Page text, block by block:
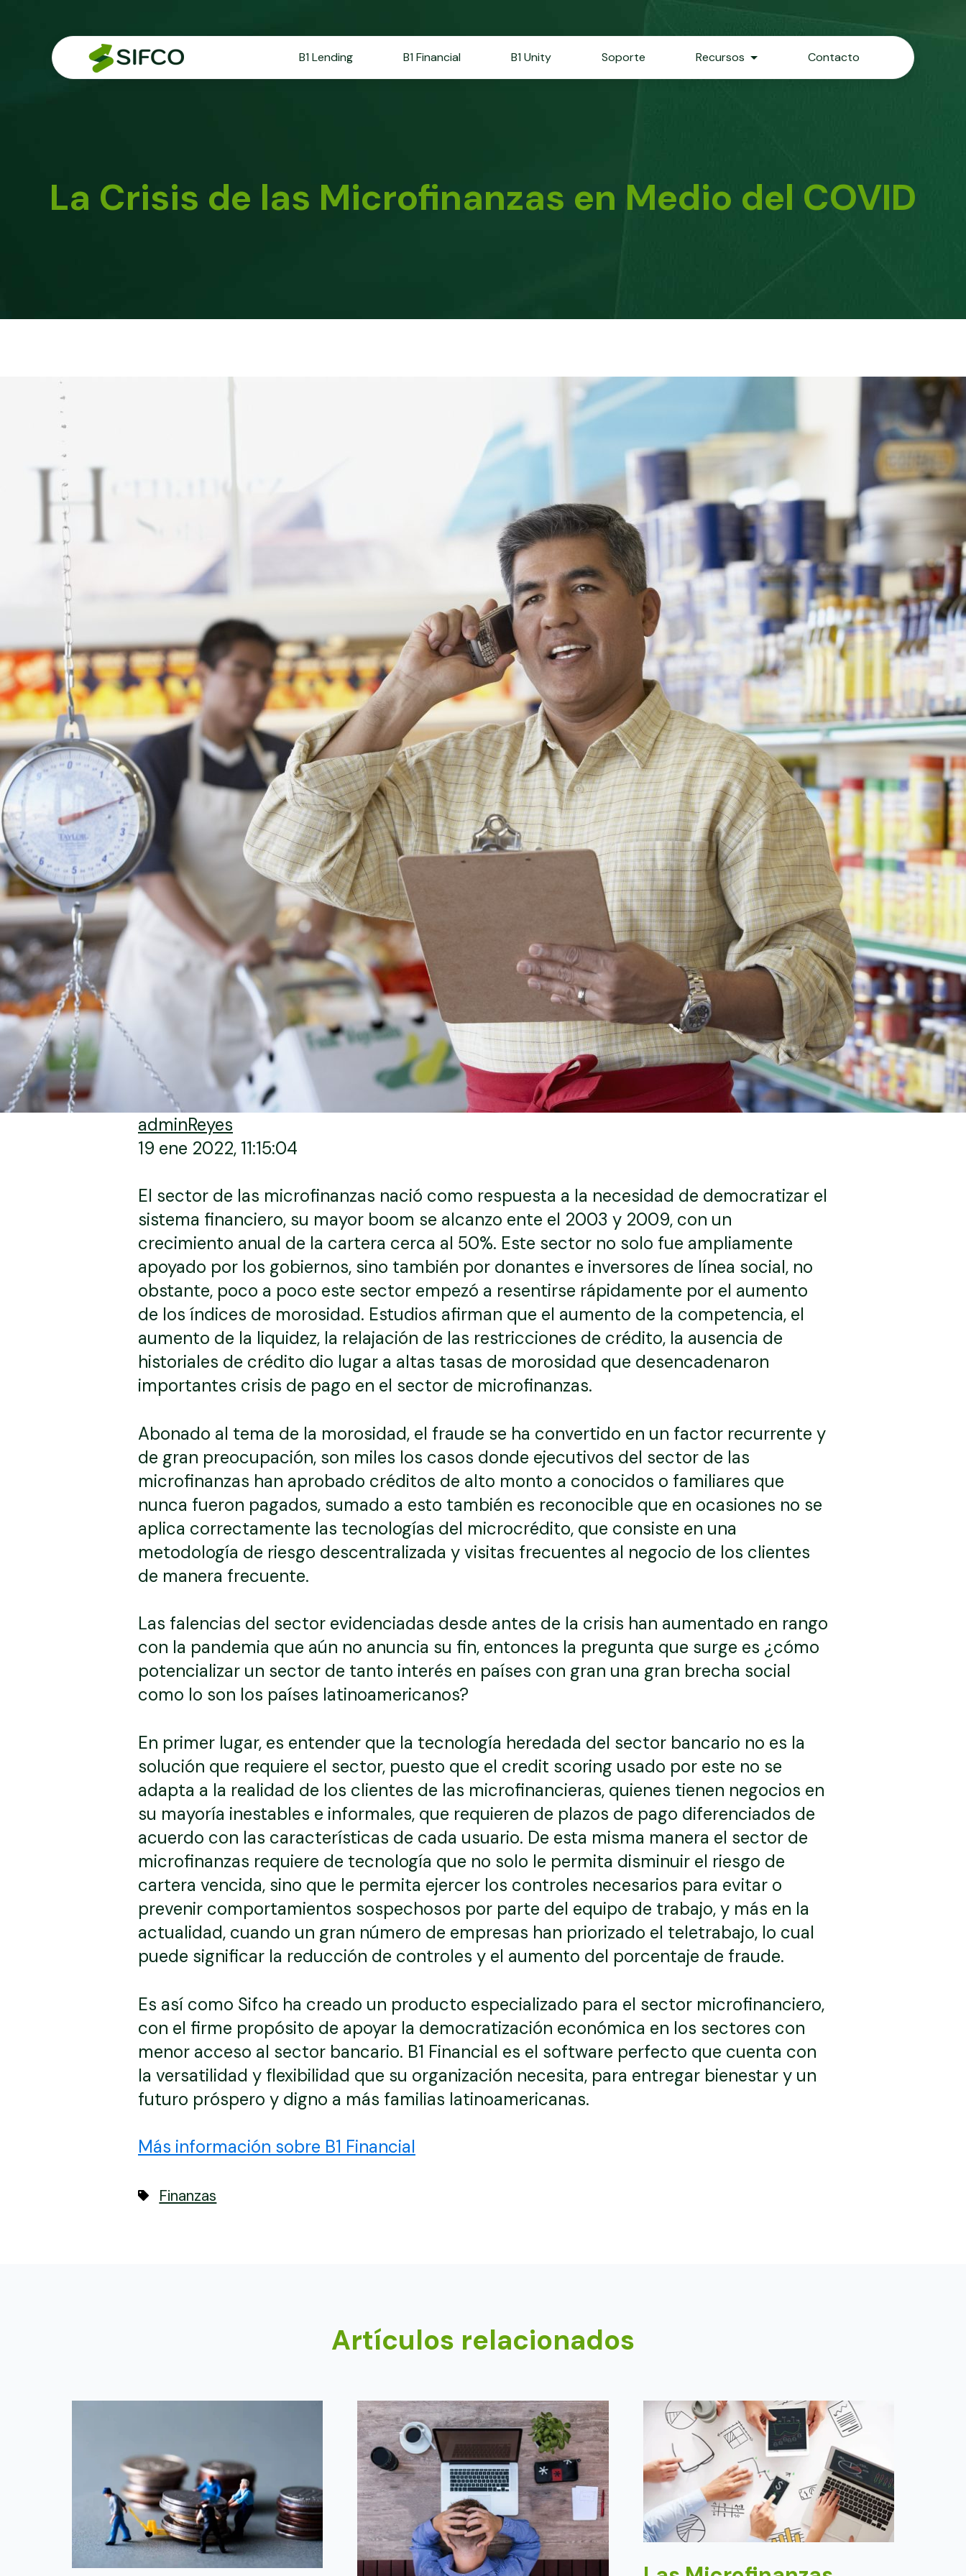
B1 Lending B1 Financial B1 Unity Soporte Recursos Contacto
La Crisis de las Microfinanzas en Medio del COVID
adminReyes
19 ene 2022, 11:15:04
El sector de las microfinanzas nació como respuesta a la necesidad de democratizar el
sistema financiero, su mayor boom se alcanzo ente el 2003 y 2009, con un
crecimiento anual de la cartera cerca al 50%. Este sector no solo fue ampliamente
apoyado por los gobiernos, sino también por donantes e inversores de línea social, no
obstante, poco a poco este sector empezó a resentirse rápidamente por el aumento
de los índices de morosidad. Estudios afirman que el aumento de la competencia, el
aumento de la liquidez, la relajación de las restricciones de crédito, la ausencia de
historiales de crédito dio lugar a altas tasas de morosidad que desencadenaron
importantes crisis de pago en el sector de microfinanzas.
Abonado al tema de la morosidad, el fraude se ha convertido en un factor recurrente y
de gran preocupación, son miles los casos donde ejecutivos del sector de las
microfinanzas han aprobado créditos de alto monto a conocidos o familiares que
nunca fueron pagados, sumado a esto también es reconocible que en ocasiones no se
aplica correctamente las tecnologías del microcrédito, que consiste en una
metodología de riesgo descentralizada y visitas frecuentes al negocio de los clientes
de manera frecuente.
Las falencias del sector evidenciadas desde antes de la crisis han aumentado en rango
con la pandemia que aún no anuncia su fin, entonces la pregunta que surge es ¿cómo
potencializar un sector de tanto interés en países con gran una gran brecha social
como lo son los países latinoamericanos?
En primer lugar, es entender que la tecnología heredada del sector bancario no es la
solución que requiere el sector, puesto que el credit scoring usado por este no se
adapta a la realidad de los clientes de las microfinancieras, quienes tienen negocios en
su mayoría inestables e informales, que requieren de plazos de pago diferenciados de
acuerdo con las características de cada usuario. De esta misma manera el sector de
microfinanzas requiere de tecnología que no solo le permita disminuir el riesgo de
cartera vencida, sino que le permita ejercer los controles necesarios para evitar o
prevenir comportamientos sospechosos por parte del equipo de trabajo, y más en la
actualidad, cuando un gran número de empresas han priorizado el teletrabajo, lo cual
puede significar la reducción de controles y el aumento del porcentaje de fraude.
Es así como Sifco ha creado un producto especializado para el sector microfinanciero,
con el firme propósito de apoyar la democratización económica en los sectores con
menor acceso al sector bancario. B1 Financial es el software perfecto que cuenta con
la versatilidad y flexibilidad que su organización necesita, para entregar bienestar y un
futuro próspero y digno a más familias latinoamericanas.
Más información sobre B1 Financial
Finanzas
Artículos relacionados